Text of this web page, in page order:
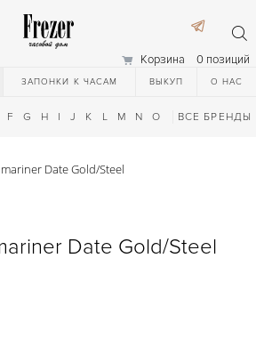
Корзина 0 позиций
ЗАПОНКИ К ЧАСАМ ВЫКУП О НАС
F G H I J K L M N O Q R S T
ВСЕ БРЕНДЫ
Date Gold/Steel
Date Gold/Steel